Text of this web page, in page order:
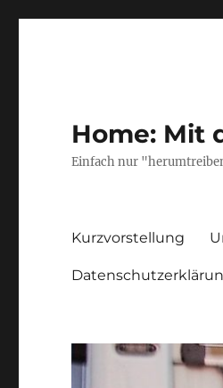
Home: Mit
Einfach nur
Kurzvorstellung